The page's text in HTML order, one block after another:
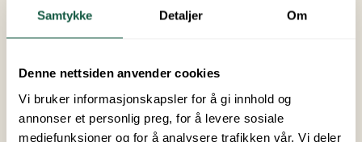
Samtykke Detaljer Om
Denne nettsiden anvender cookies
Vi bruker informasjonskapsler for å gi innhold og
annonser et personlig preg, for å levere sosiale
mediefunksjoner og for å analysere trafikken vår. Vi deler